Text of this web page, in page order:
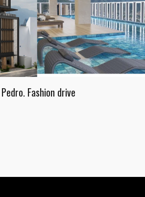
Fashion drive